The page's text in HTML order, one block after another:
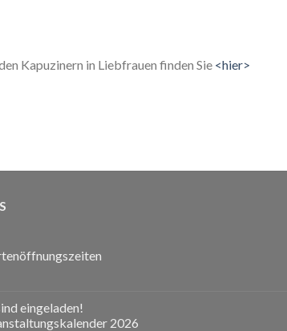
Kapuzinern in Liebfrauen finden Sie <hier>
eingeladen!
2026